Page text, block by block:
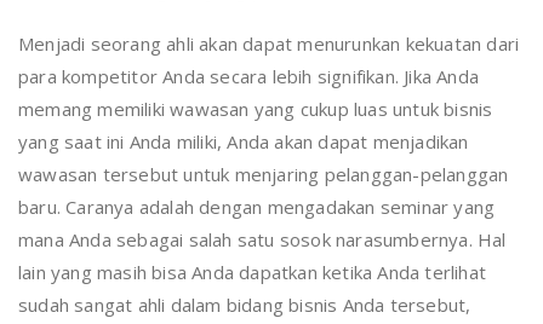
Menjadi seorang ahli akan dapat menurunkan kekuatan dari
para kompetitor Anda secara lebih signifikan. Jika Anda
memang memiliki wawasan yang cukup luas untuk bisnis
yang saat ini Anda miliki, Anda akan dapat menjadikan
wawasan tersebut untuk menjaring pelanggan-pelanggan
baru. Caranya adalah dengan mengadakan seminar yang
mana Anda sebagai salah satu sosok narasumbernya. Hal
lain yang masih bisa Anda dapatkan ketika Anda terlihat
sudah sangat ahli dalam bidang bisnis Anda tersebut,